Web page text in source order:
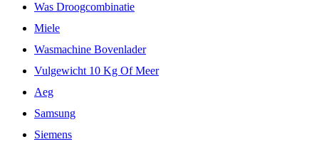
Was Droogcombinatie
Miele
Wasmachine Bovenlader
Vulgewicht 10 Kg Of Meer
Aeg
Samsung
Siemens